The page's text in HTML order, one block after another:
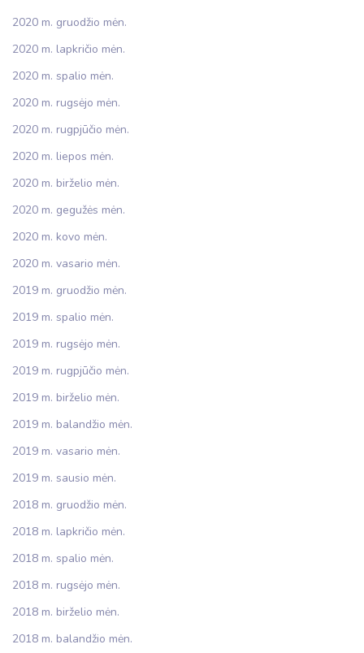
2020 m. gruodžio mėn.
2020 m. lapkričio mėn.
2020 m. spalio mėn.
2020 m. rugsėjo mėn.
2020 m. rugpjūčio mėn.
2020 m. liepos mėn.
2020 m. birželio mėn.
2020 m. gegužės mėn.
2020 m. kovo mėn.
2020 m. vasario mėn.
2019 m. gruodžio mėn.
2019 m. spalio mėn.
2019 m. rugsėjo mėn.
2019 m. rugpjūčio mėn.
2019 m. birželio mėn.
2019 m. balandžio mėn.
2019 m. vasario mėn.
2019 m. sausio mėn.
2018 m. gruodžio mėn.
2018 m. lapkričio mėn.
2018 m. spalio mėn.
2018 m. rugsėjo mėn.
2018 m. birželio mėn.
2018 m. balandžio mėn.